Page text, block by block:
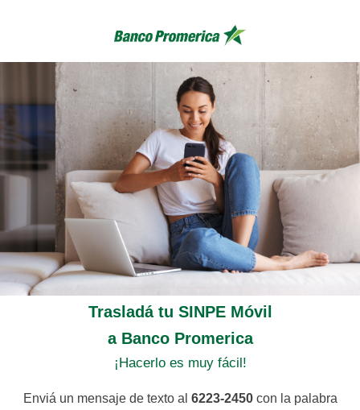
Trasladá tu SINPE Móvil
a Banco Promerica
¡Hacerlo es muy fácil!
Enviá un mensaje de texto al 6223-2450con la palabra